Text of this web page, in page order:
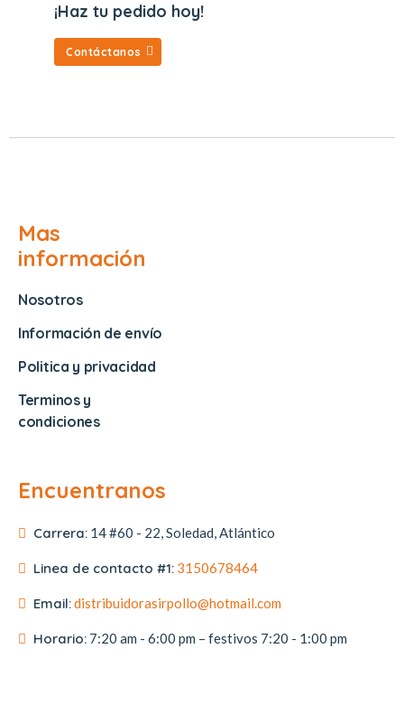
¡Haz tu pedido hoy!
Contáctanos
Mas
información
Nosotros
Información de envío
Politica y privacidad
Terminos y
condiciones
Encuentranos
Carrera: 14 #60 - 22, Soledad, Atlántico
Linea de contacto #1: 3150678464
Email:distribuidorasirpollo@hotmail.com
Horario: 7:20 am - 6:00 pm – festivos 7:20 - 1:00 pm